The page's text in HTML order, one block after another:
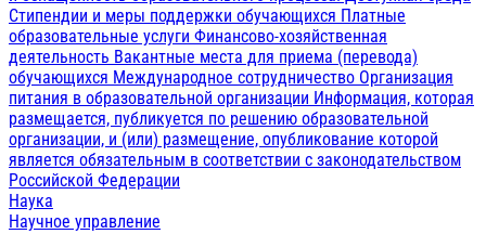
Стипендии и меры поддержки обучающихся Платные
образовательные услуги Финансово-хозяйственная
деятельность Вакантные места для приема (перевода)
обучающихся Международное сотрудничество Организация
питания в образовательной организации Информация, которая
размещается, публикуется по решению образовательной
организации, и (или) размещение, опубликование которой
является обязательным в соответствии с законодательством
Российской Федерации
Наука
Научное управление